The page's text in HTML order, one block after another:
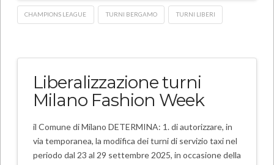
CHAMPIONS LEAGUE TURNI BERGAMO TURNI LIBERI
Liberalizzazione turni
Milano Fashion Week
il Comune di Milano DETERMINA: 1. di autorizzare, in
via temporanea, la modifica dei turni di servizio taxi nel
periodo dal 23 al 29 settembre 2025, in occasione della